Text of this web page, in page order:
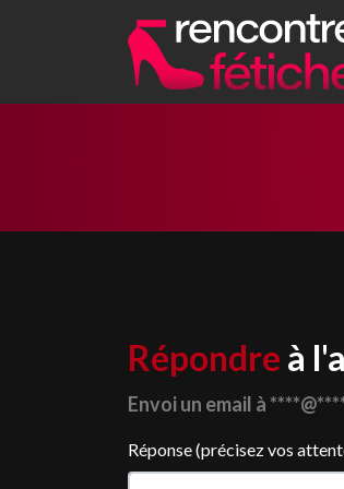
Répondre à
Envoi un email à
Réponse (précisez vos